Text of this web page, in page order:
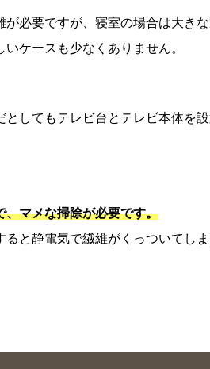
必要ですが、寝室の場合は大き
ケースも少なくありません。
してもテレビ台とテレビ本体を
、マメな掃除が必要です。
と静電気で繊維がくっついてし